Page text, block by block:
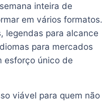
inteira de
em vários formatos.
legendas para alcance
para mercados
esforço único de
viável para quem não